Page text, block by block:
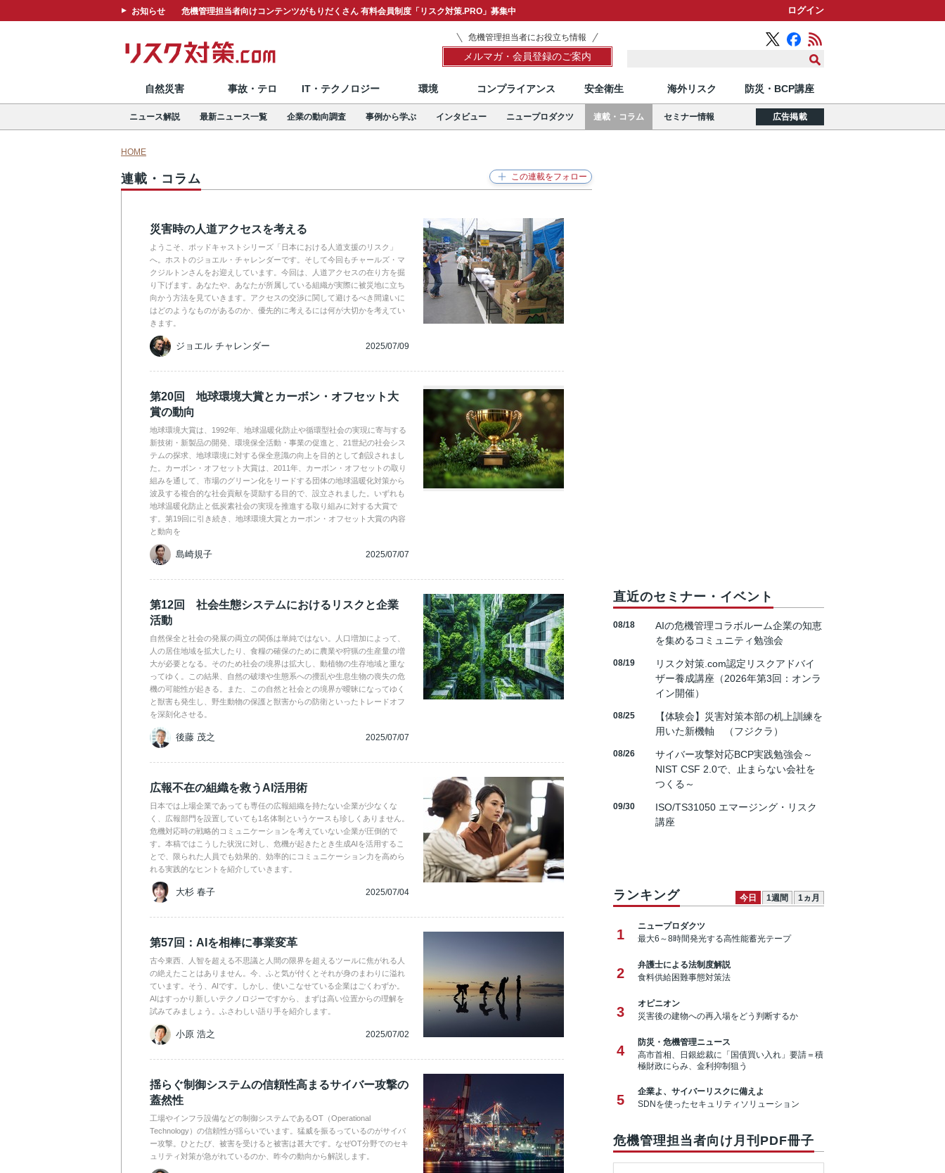
お知らせ 危機管理担当者向けコンテンツがもりだくさん 有料会員制度「リスク対策.PRO」募集中 ログイン
危機管理担当者にお役立ち情報
メルマガ・会員登録のご案内
自然災害 事故・テロ IT・テクノロジー 環境 コンプライアンス 安全衛生 海外リスク 防災・BCP講座
ニュース解説 最新ニュース一覧 企業の動向調査 事例から学ぶ インタビュー ニュープロダクツ 連載・コラム セミナー情報 広告掲載
HOME
連載・コラム
災害時の人道アクセスを考える
ようこそ、ポッドキャストシリーズ「日本における人道支援のリスク」
へ。ホストのジョエル・チャレンダーです。そして今回もチャールズ・マ
クジルトンさんをお迎えしています。今回は、人道アクセスの在り方を掘
り下げます。あなたや、あなたが所属している組織が実際に被災地に立ち
向かう方法を見ていきます。アクセスの交渉に関して避けるべき間違いに
はどのようなものがあるのか、優先的に考えるには何が大切かを考えてい
きます。
ジョエル チャレンダー 2025/07/09
第20回 地球環境大賞とカーボン・オフセット大
賞の動向
地球環境大賞は、1992年、地球温暖化防止や循環型社会の実現に寄与する
新技術・新製品の開発、環境保全活動・事業の促進と、21世紀の社会シス
テムの探求、地球環境に対する保全意識の向上を目的として創設されまし
た。カーボン・オフセット大賞は、2011年、カーボン・オフセットの取り
組みを通して、市場のグリーン化をリードする団体の地球温暖化対策から
波及する複合的な社会貢献を奨励する目的で、設立されました。いずれも
地球温暖化防止と低炭素社会の実現を推進する取り組みに対する大賞で
す。第19回に引き続き、地球環境大賞とカーボン・オフセット大賞の内容
と動向を
島崎規子 2025/07/07
第12回 社会生態システムにおけるリスクと企業
活動
自然保全と社会の発展の両立の関係は単純ではない。人口増加によって、
人の居住地域を拡大したり、食糧の確保のために農業や狩猟の生産量の増
大が必要となる。そのため社会の境界は拡大し、動植物の生存地域と重な
ってゆく。この結果、自然の破壊や生態系への攪乱や生息生物の喪失の危
機の可能性が起きる。また、この自然と社会との境界が曖昧になってゆく
と獣害も発生し、野生動物の保護と獣害からの防衛といったトレードオフ
を深刻化させる。
後藤 茂之 2025/07/07
広報不在の組織を救うAI活用術
日本では上場企業であっても専任の広報組織を持たない企業が少なくな
く、広報部門を設置していても1名体制というケースも珍しくありません。
危機対応時の戦略的コミュニケーションを考えていない企業が圧倒的で
す。本稿ではこうした状況に対し、危機が起きたとき生成AIを活用するこ
とで、限られた人員でも効果的、効率的にコミュニケーション力を高めら
れる実践的なヒントを紹介していきます。
大杉 春子 2025/07/04
第57回：AIを相棒に事業変革
古今東西、人智を超える不思議と人間の限界を超えるツールに焦がれる人
の絶えたことはありません。今、ふと気が付くとそれが身のまわりに溢れ
ています。そう、AIです。しかし、使いこなせている企業はごくわずか。
AIはすっかり新しいテクノロジーですから、まずは高い位置からの理解を
試みてみましょう。ふさわしい語り手を紹介します。
小原 浩之 2025/07/02
揺らぐ制御システムの信頼性高まるサイバー攻撃の
蓋然性
工場やインフラ設備などの制御システムであるOT（Operational
Technology）の信頼性が揺らいでいます。猛威を振るっているのがサイバ
ー攻撃。ひとたび、被害を受けると被害は甚大です。なぜOT分野でのセキ
ュリティ対策が急がれているのか、昨今の動向から解説します。
直近のセミナー・イベント
08/18
AIの危機管理コラボルーム企業の知恵
を集めるコミュニティ勉強会
08/19
リスク対策.com認定リスクアドバイ
ザー養成講座（2026年第3回：オンラ
イン開催）
08/25
【体験会】災害対策本部の机上訓練を
用いた新機軸 （フジクラ）
08/26
サイバー攻撃対応BCP実践勉強会～
NIST CSF 2.0で、止まらない会社を
つくる～
09/30
ISO/TS31050 エマージング・リスク
講座
ランキング 今日 1週間 1ヵ月
1
ニュープロダクツ
最大6～8時間発光する高性能蓄光テープ
2
弁護士による法制度解説
食料供給困難事態対策法
3
オピニオン
災害後の建物への再入場をどう判断するか
4
防災・危機管理ニュース
高市首相、日銀総裁に「国債買い入れ」要請＝積
極財政にらみ、金利抑制狙う
5
企業よ、サイバーリスクに備えよ
SDNを使ったセキュリティソリューション
危機管理担当者向け月刊PDF冊子